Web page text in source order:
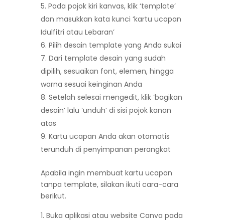
Pada pojok kiri kanvas, klik ‘template’
dan masukkan kata kunci ‘kartu ucapan
Idulfitri atau Lebaran’
Pilih desain template yang Anda sukai
Dari template desain yang sudah
dipilih, sesuaikan font, elemen, hingga
warna sesuai keinginan Anda
Setelah selesai mengedit, klik ‘bagikan
desain’ lalu ‘unduh’ di sisi pojok kanan
atas
Kartu ucapan Anda akan otomatis
terunduh di penyimpanan perangkat
Apabila ingin membuat kartu ucapan
tanpa template, silakan ikuti cara-cara
berikut.
Buka aplikasi atau website Canva pada